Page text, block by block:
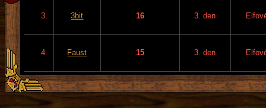
3. 3bit 16 3. den
4. Faust 15 3. den